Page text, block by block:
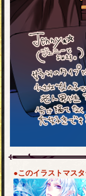
●このイラストマス